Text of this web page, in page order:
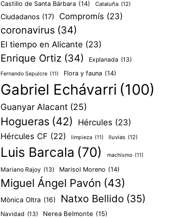
Castillo de Santa Bárbara (14) Cataluña (12)
Ciudadanos (17) Compromís (23)
coronavirus (34)
El tiempo en Alicante (23)
Enrique Ortiz (34) Explanada (13)
Fernando Sepulcre (11) Flora y fauna (14)
Gabriel Echávarri (100)
Guanyar Alacant (25)
Hogueras (42) Hércules (23)
Hércules CF (22) limpieza (11) lluvias (12)
Luis Barcala (70) machismo (11)
Mariano Rajoy (13) Marisol Moreno (14)
Miguel Ángel Pavón (43)
Mònica Oltra (16) Natxo Bellido (35)
Navidad (13) Nerea Belmonte (15)